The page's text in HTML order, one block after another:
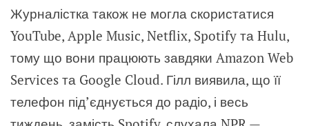
Журналістка також не могла скористатися
YouTube, Apple Music, Netflix, Spotify та Hulu,
тому що вони працюють завдяки Amazon Web
Services та Google Cloud. Гілл виявила, що її
телефон під’єднується до радіо, і весь